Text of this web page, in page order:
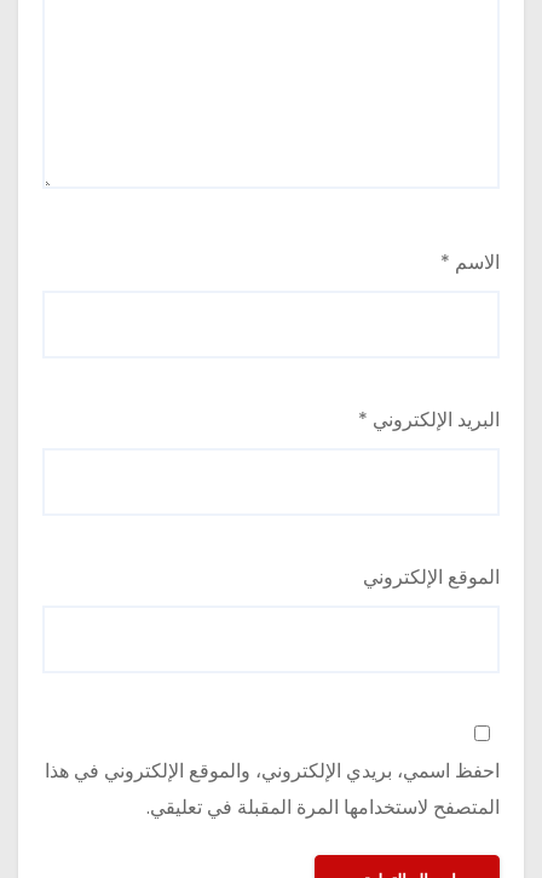
الاسم *
البريد الإلكتروني *
الموقع الإلكتروني
احفظ اسمي، بريدي الإلكتروني، والموقع الإلكتروني في هذا
المتصفح لاستخدامها المرة المقبلة في تعليقي.